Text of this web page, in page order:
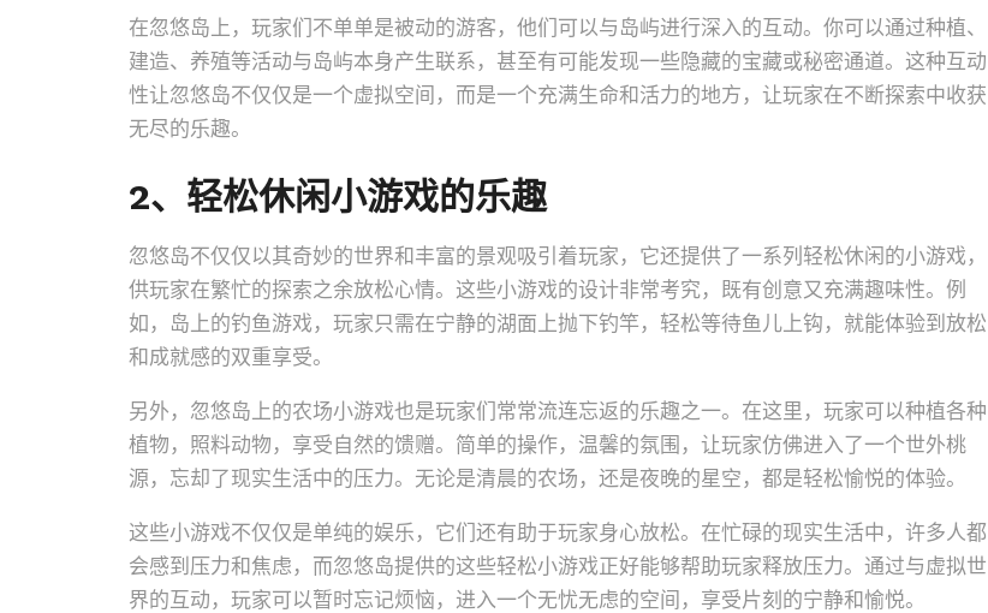
在忽悠岛上，玩家们不单单是被动的游客，他们可以与岛屿进行深入的互动。你可以通过种植、
建造、养殖等活动与岛屿本身产生联系，甚至有可能发现一些隐藏的宝藏或秘密通道。这种互动
性让忽悠岛不仅仅是一个虚拟空间，而是一个充满生命和活力的地方，让玩家在不断探索中收获
无尽的乐趣。
2、轻松休闲小游戏的乐趣
忽悠岛不仅仅以其奇妙的世界和丰富的景观吸引着玩家，它还提供了一系列轻松休闲的小游戏，
供玩家在繁忙的探索之余放松心情。这些小游戏的设计非常考究，既有创意又充满趣味性。例
如，岛上的钓鱼游戏，玩家只需在宁静的湖面上抛下钓竿，轻松等待鱼儿上钩，就能体验到放松
和成就感的双重享受。
另外，忽悠岛上的农场小游戏也是玩家们常常流连忘返的乐趣之一。在这里，玩家可以种植各种
植物，照料动物，享受自然的馈赠。简单的操作，温馨的氛围，让玩家仿佛进入了一个世外桃
源，忘却了现实生活中的压力。无论是清晨的农场，还是夜晚的星空，都是轻松愉悦的体验。
这些小游戏不仅仅是单纯的娱乐，它们还有助于玩家身心放松。在忙碌的现实生活中，许多人都
会感到压力和焦虑，而忽悠岛提供的这些轻松小游戏正好能够帮助玩家释放压力。通过与虚拟世
界的互动，玩家可以暂时忘记烦恼，进入一个无忧无虑的空间，享受片刻的宁静和愉悦。